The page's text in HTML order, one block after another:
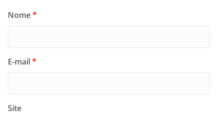
Nome*
E-mail*
Site